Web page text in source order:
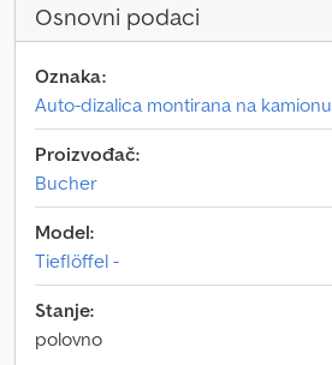
Osnovni podaci
Oznaka:
Auto-dizalica montirana na kamionu
Proizvođač:
Bucher
Model:
Tieflöffel -
Stanje:
polovno